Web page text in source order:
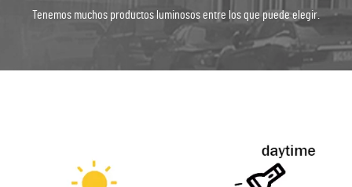
Tenemos muchos productos luminosos entre los que puede elegir.